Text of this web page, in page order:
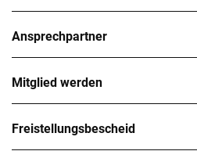
Ansprechpartner
Mitglied werden
Freistellungsbescheid